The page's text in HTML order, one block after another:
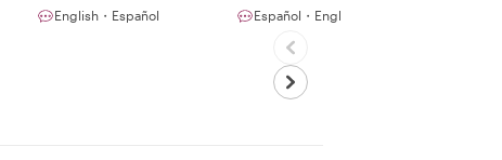
English・Español Español・English